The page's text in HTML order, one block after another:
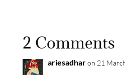
2 Comments
ariesadharon 21